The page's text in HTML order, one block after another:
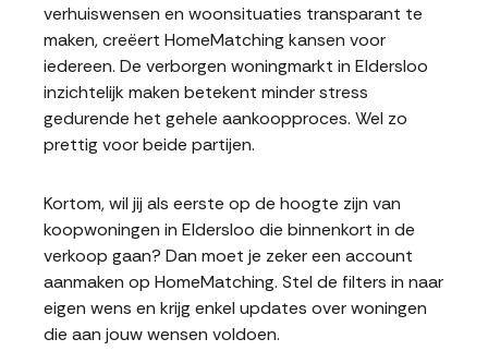
verhuiswensen en woonsituaties transparant te
maken, creëert HomeMatching kansen voor
iedereen. De verborgen woningmarkt in Eldersloo
inzichtelijk maken betekent minder stress
gedurende het gehele aankoopproces. Wel zo
prettig voor beide partijen.
Kortom, wil jij als eerste op de hoogte zijn van
koopwoningen in Eldersloo die binnenkort in de
verkoop gaan? Dan moet je zeker een account
aanmaken op HomeMatching. Stel de filters in naar
eigen wens en krijg enkel updates over woningen
die aan jouw wensen voldoen.